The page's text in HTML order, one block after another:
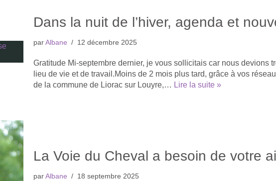
Dans la nuit de l’hiver, agenda et
parAlbane 12 décembre 2025
Gratitude Mi-septembre dernier, je vous sollicitais car nous devions
lieu de vie et de travail.Moins de 2 mois plus tard, grâce à vos
de la commune de Liorac sur Louyre,… Lire la suite »
La Voie du Cheval a besoin de votre
parAlbane 18 septembre 2025